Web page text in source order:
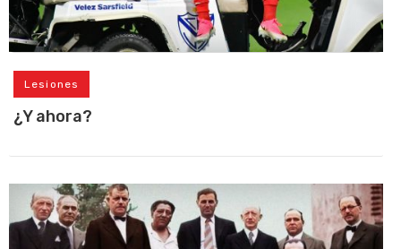
Lesiones
¿Y ahora?